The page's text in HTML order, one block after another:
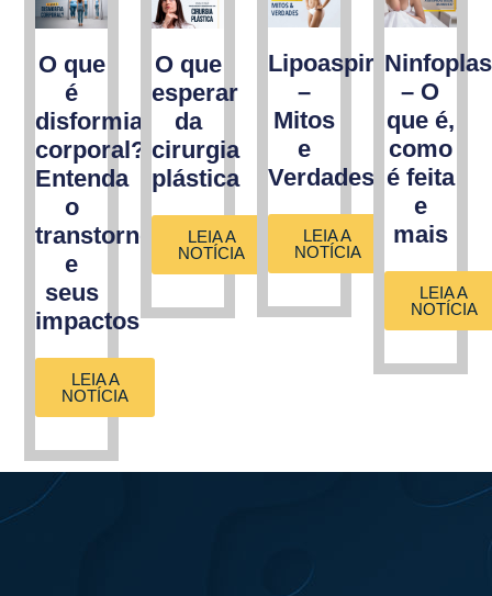
O que
é
disformia
corporal?
Entenda
o
transtorno
e
seus
impactos
LEIA A
NOTÍCIA
O que
esperar
da
cirurgia
plástica
LEIA A
NOTÍCIA
Lipoaspiração
–
Mitos
e
Verdades
LEIA A
NOTÍCIA
– O
que é,
como
é feita
e
mais
LEIA A
NOTÍCIA